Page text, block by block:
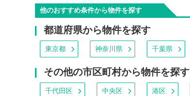
他のおすすめ条件から物件を探す
都道府県から物件を探す
東京都 神奈川県 千葉県
その他の市区町村から物件を探す
千代田区 中央区 港区